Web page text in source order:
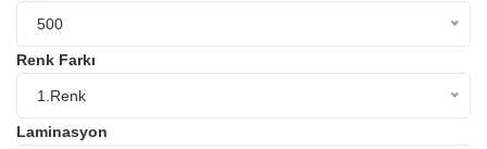
500
Renk Farkı
1.Renk
Laminasyon